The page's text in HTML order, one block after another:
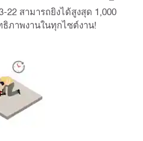
22 สามารถยิงได้สูงสุด 1,000
ภาพงานในทุกไซต์งาน!